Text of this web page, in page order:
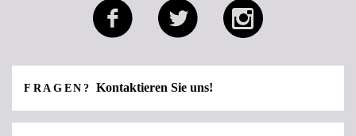
FRAGEN?Kontaktieren Sie uns!